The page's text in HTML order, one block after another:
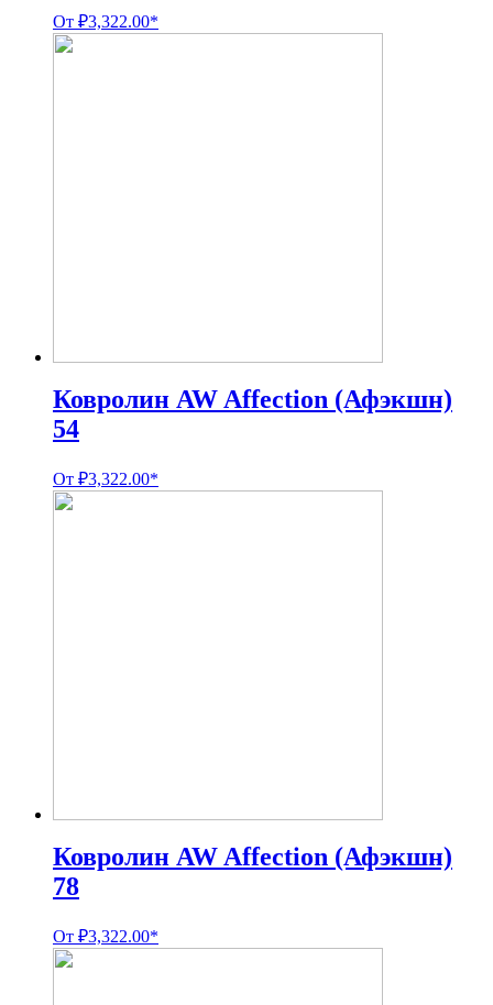
От ₽3,322.00*
Ковролин AW Affection (Афэкшн)
54
От ₽3,322.00*
Ковролин AW Affection (Афэкшн)
78
От ₽3,322.00*